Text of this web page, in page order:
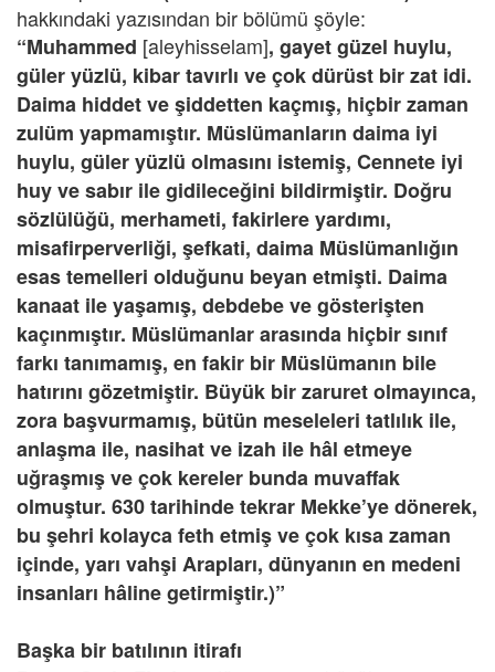
hakkındaki yazısından bir bölümü şöyle:
“Muhammed [aleyhisselam], gayet güzel huylu,
güler yüzlü, kibar tavırlı ve çok dürüst bir zat idi.
Daima hiddet ve şiddetten kaçmış, hiçbir zaman
zulüm yapmamıştır. Müslümanların daima iyi
huylu, güler yüzlü olmasını istemiş, Cennete iyi
huy ve sabır ile gidileceğini bildirmiştir. Doğru
sözlülüğü, merhameti, fakirlere yardımı,
misafirperverliği, şefkati, daima Müslümanlığın
esas temelleri olduğunu beyan etmişti. Daima
kanaat ile yaşamış, debdebe ve gösterişten
kaçınmıştır. Müslümanlar arasında hiçbir sınıf
farkı tanımamış, en fakir bir Müslümanın bile
hatırını gözetmiştir. Büyük bir zaruret olmayınca,
zora başvurmamış, bütün meseleleri tatlılık ile,
anlaşma ile, nasihat ve izah ile hâl etmeye
uğraşmış ve çok kereler bunda muvaffak
olmuştur. 630 tarihinde tekrar Mekke’ye dönerek,
bu şehri kolayca feth etmiş ve çok kısa zaman
içinde, yarı vahşi Arapları, dünyanın en medeni
insanları hâline getirmiştir.)”
Başka bir batılının itirafı